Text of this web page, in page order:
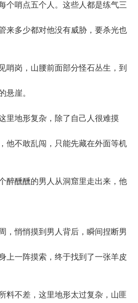
个哨点五个人。这些人都是练气三
来多少都对他没有威胁，要杀光也
岗，山腰前面部分怪石丛生，到
悬崖。
地形复杂，除了自己人很难摸
他不敢乱闯，只能先藏在外面等机
醺醺的男人从洞窟里走出来，他
悄悄摸到男人背后，瞬间捏断男
上一阵摸索，终于找到了一张羊皮
不差，这里地形太过复杂，山匪